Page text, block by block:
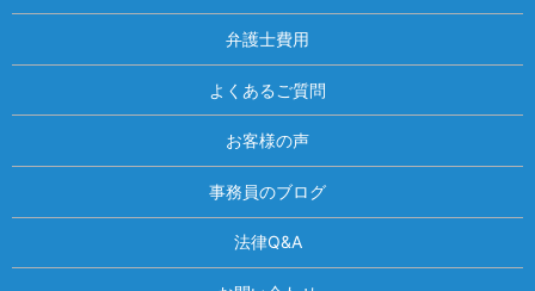
弁護士費用
よくあるご質問
お客様の声
事務員のブログ
法律Q&A